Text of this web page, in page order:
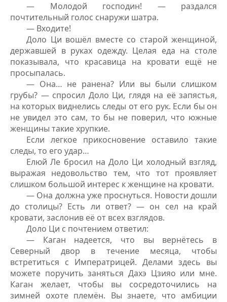
— Молодой господин! — раздался
почтительный голос снаружи шатра.
— Входите!
Доло Ци вошёл вместе со старой женщиной,
державшей в руках одежду. Целая еда на столе
показывала, что красавица на кровати ещё не
просыпалась.
— Она… не ранена? Или вы были слишком
грубы? — спросил Доло Ци, глядя на её запястья,
на которых виднелись следы от его рук. Если бы он
не увидел это сам, то бы не поверил, что южные
женщины такие хрупкие.
Если легкое прикосновение оставило такие
следы, то его удар…
Елюй Ле бросил на Доло Ци холодный взгляд,
выражая недовольство тем, что тот проявляет
слишком большой интерес к женщине на кровати.
— Она должна уже проснуться. Новости дошли
до столицы? Есть ли ответ? — он сел на край
кровати, заслонив её от всех взглядов.
Доло Ци с почтением ответил:
— Каган надеется, что вы вернётесь в
Северный двор в течение месяца, чтобы
встретиться с Императрицей. Делами здесь вы
можете поручить заняться Дахэ Цзияо или мне.
Каган желает, чтобы вы сосредоточились на
зимней охоте племён. Вы знаете, что амбиции